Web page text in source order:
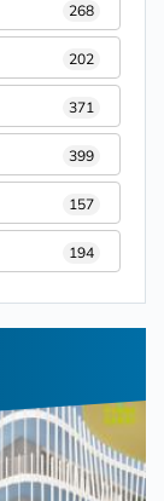
268
202
371
399
157
194